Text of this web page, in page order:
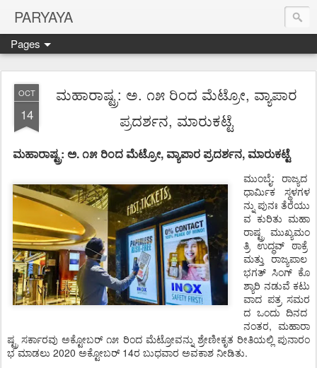
PARYAYA
Pages
OCT
14
ಮಹಾರಾಷ್ಟ್ರ: ಅ. ೧೫ ರಿಂದ ಮೆಟ್ರೋ, ವ್ಯಾಪಾರ
ಪ್ರದರ್ಶನ, ಮಾರುಕಟ್ಟೆ
ಮಹಾರಾಷ್ಟ್ರ: ಅ.೧೫ ರಿಂದ ಮೆಟ್ರೋ, ವ್ಯಾಪಾರ ಪ್ರದರ್ಶನ, ಮಾರುಕಟ್ಟೆ
ಮುಂಬೈ: ರಾಜ್ಯದ
ಧಾರ್ಮಿಕ
ಸ್ಥಳಗಳ
ನ್ನು ಪುನಃ ತೆರೆಯು
ವ ಕುರಿತು ಮಹಾ
ರಾಷ್ಟ್ರ
ಮುಖ್ಯಮಂ
ತ್ರಿ ಉದ್ಧವ್ ಠಾಕ್ರೆ
ಮತ್ತು ರಾಜ್ಯಪಾಲ
ಭಗತ್ ಸಿಂಗ್ ಕೊ
ಶ್ಯಾರಿ ನಡುವೆ ಕಟು
ವಾದ ಪತ್ರ ಸಮರ
ದ ಒಂದು ದಿನದ
ನಂತರ, ಮಹಾರಾ
ಷ್ಟ್ರ ಸರ್ಕಾರವು ಅಕ್ಟೋಬರ್ ೧೫ ರಿಂದ ಮೆಟ್ರೋವನ್ನು ಶ್ರೇಣೀಕೃತ ರೀತಿಯಲ್ಲಿ ಪುನಾರಂ
ಭ ಮಾಡಲು 2020 ಅಕ್ಟೋಬರ್ 14ರ ಬುಧವಾರ ಅವಕಾಶ ನೀಡಿತು.